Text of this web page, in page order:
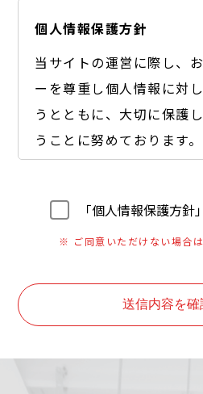
個人情報保護方針
当サイトの運営に際し、
ーを尊重し個人情報に対
うとともに、大切に保護
うことに努めております。
A) お客様のご要望に合わせ
B) お問い合わせいただいた
・取得した個人情報は、ご本人
は利用しません。
委託業者も監督します。
「個人情報保護方
※ ご同意いただけない場合は
送信内容を確